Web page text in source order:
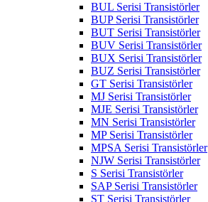
BUL Serisi Transistörler
BUP Serisi Transistörler
BUT Serisi Transistörler
BUV Serisi Transistörler
BUX Serisi Transistörler
BUZ Serisi Transistörler
GT Serisi Transistörler
MJ Serisi Transistörler
MJE Serisi Transistörler
MN Serisi Transistörler
MP Serisi Transistörler
MPSA Serisi Transistörler
NJW Serisi Transistörler
S Serisi Transistörler
SAP Serisi Transistörler
ST Serisi Transistörler